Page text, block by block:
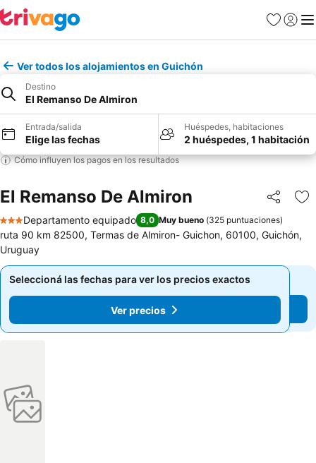
Favoritos
Iniciar
Ver todos los alojamientos en Guichón
Destino
El Remanso De Almiron
Entrada/salida
Elige las fechas
Huéspedes, habitaciones
2 huéspedes, 1 habitación
Cómo influyen los pagos en los resultados
El Remanso De Almiron Compartir
3 Estrellas
Departamento equipado 8,0 Muy bueno (325 puntuaciones)
ruta 90 km 82500, Termas de Almiron- Guichon, 60100, Guichón,
Uruguay
Seleccioná las fechas para ver los precios exactos
Ver precios
Seleccioná las fechas para ver los precios exactos
Ver precios